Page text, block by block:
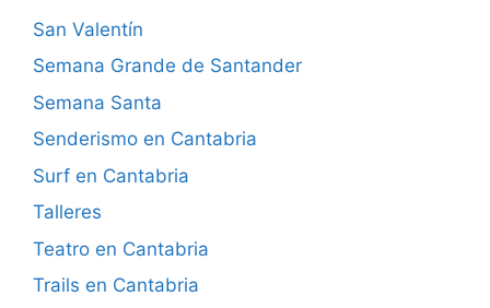
San Valentín
Semana Grande de Santander
Semana Santa
Senderismo en Cantabria
Surf en Cantabria
Talleres
Teatro en Cantabria
Trails en Cantabria